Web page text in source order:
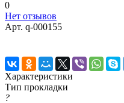
0
Нет отзывов
Арт. q-000155
Характеристики
Тип прокладки
?